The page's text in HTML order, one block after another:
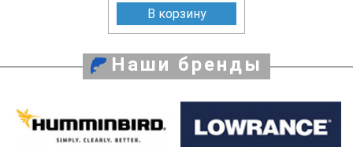
В корзину
Наши бренды